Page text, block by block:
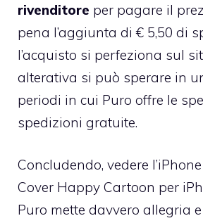
rivenditore per pagare il
pena l’aggiunta di € 5,50 di
l’acquisto si perfeziona sul
alterativa si può sperare in
periodi in cui Puro offre le
spedizioni gratuite.
Concludendo, vedere
Cover Happy Cartoon per
Puro mette davvero allegria